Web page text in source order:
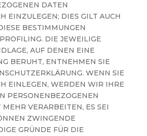
DATEN
EINZULEGEN; DIES GILT AUCH
BESTIMMUNGEN
DIE JEWEILIGE
AUF DENEN EINE
BERUHT, ENTNEHMEN SIE
WENN SIE
EINLEGEN, WERDEN WIR IHRE
PERSONENBEZOGENEN
VERARBEITEN, ES SEI
ZWINGENDE
GRÜNDE FÜR DIE